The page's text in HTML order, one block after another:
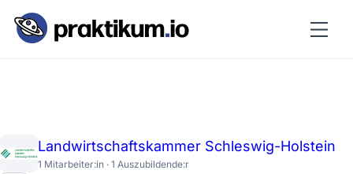
Landwirtschaftskammer Schleswig-Holstein
1 Mitarbeiter:in · 1 Auszubildende:r